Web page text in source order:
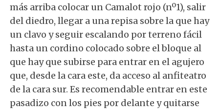
más arriba colocar un Camalot rojo (nº1), salir
del diedro, llegar a una repisa sobre la que hay
un clavo y seguir escalando por terreno fácil
hasta un cordino colocado sobre el bloque al
que hay que subirse para entrar en el agujero
que, desde la cara este, da acceso al anfiteatro
de la cara sur. Es recomendable entrar en este
pasadizo con los pies por delante y quitarse